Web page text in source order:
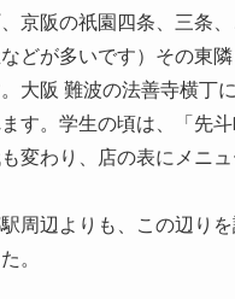
京阪の祇園四条、三条
どが多いです）その東
大阪 難波の法善寺横丁
す。学生の頃は、「先
変わり、店の表にメニ
周辺よりも、この辺り
。